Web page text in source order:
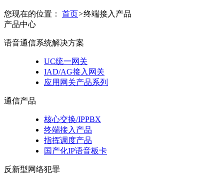
您现在的位置： 首页>终端接入产品
产品中心
语音通信系统解决方案
UC统一网关
IAD/AG接入网关
应用网关产品系列
通信产品
核心交换/IPPBX
终端接入产品
指挥调度产品
国产化IP语音板卡
反新型网络犯罪